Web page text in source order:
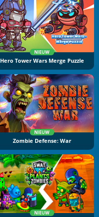
NIEUW
Hero Tower Wars Merge Puzzle
NIEUW
Zombie Defense: War
NIEUW